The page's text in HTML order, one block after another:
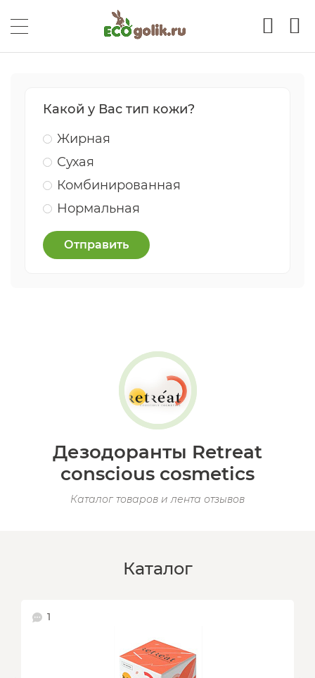
Какой у Вас тип кожи?
Жирная
Сухая
Комбинированная
Нормальная
Отправить
Дезодоранты Retreat
conscious cosmetics
Каталог товаров и лента отзывов
Каталог
1